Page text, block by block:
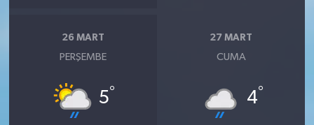
26 MART
PERŞEMBE
5°
27 MART
CUMA
4°